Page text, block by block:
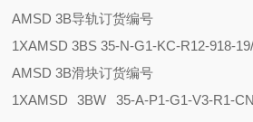
AMSD 3B导轨订货编号
1XAMSD 3BS 35-N-G1-KC-R12-918-
AMSD 3B滑块订货编号
1XAMSD 3BW 35-A-P1-G1-V3-R1-